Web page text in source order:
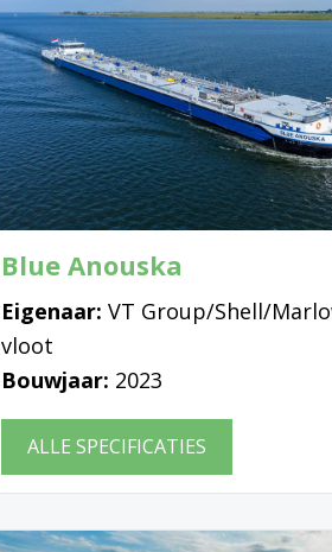
Blue Anouska
Eigenaar: VT Group/Shell/
vloot
Bouwjaar: 2023
ALLE SPECIFICATIES